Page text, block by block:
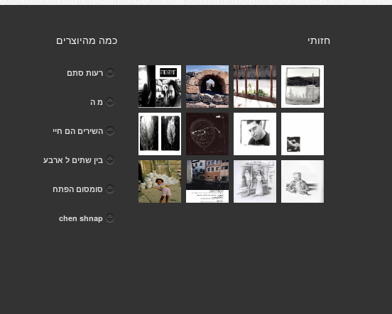
כמה מהיוצרים
רעות סתם
מ ה
השירים הם חיי
בין שתים ל ארבע
סומסום הפתח
chen shnap
חזותי